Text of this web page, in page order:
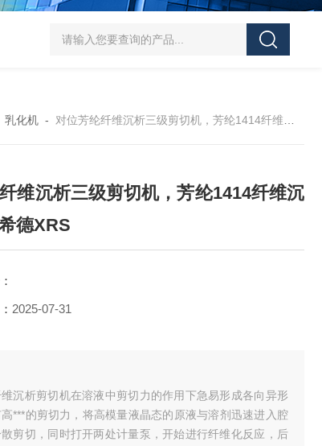
SJMFSID/希德 鸡骨泥湿法粉碎胶体磨 超细粉
乳化机- 对位芳纶纤维沉析三级剪切机，芳纶1414纤维沉析机SID/希德XRS
维沉析三级剪切机，芳纶1414纤维沉
德XRS
2025-07-31
沉析剪切机在溶液中剪切力的作用下急易形成各向异形
***的剪切力，将高模量液晶态的原液与溶剂迅速进入腔
剪切，同时打开两处计量泵，开始进行纤维化反应，后